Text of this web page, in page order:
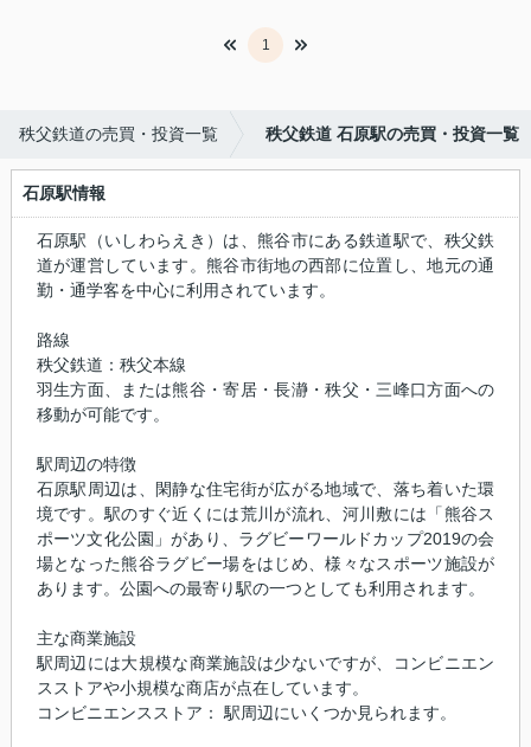
1
秩父鉄道の売買・投資一覧 秩父鉄道 石原駅の売買・投資一覧
石原駅情報
石原駅（いしわらえき）は、熊谷市にある鉄道駅で、秩父鉄
道が運営しています。熊谷市街地の西部に位置し、地元の通
勤・通学客を中心に利用されています。
路線
秩父鉄道：秩父本線
羽生方面、または熊谷・寄居・長瀞・秩父・三峰口方面への
移動が可能です。
駅周辺の特徴
石原駅周辺は、閑静な住宅街が広がる地域で、落ち着いた環
境です。駅のすぐ近くには荒川が流れ、河川敷には「熊谷ス
ポーツ文化公園」があり、ラグビーワールドカップ2019の会
場となった熊谷ラグビー場をはじめ、様々なスポーツ施設が
あります。公園への最寄り駅の一つとしても利用されます。
主な商業施設
駅周辺には大規模な商業施設は少ないですが、コンビニエン
スストアや小規模な商店が点在しています。
コンビニエンスストア： 駅周辺にいくつか見られます。